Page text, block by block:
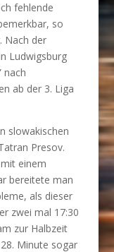
fehlende
so
Nach der
Ludwigsburg
nach
ab der 3. Liga
slowakischen
Presov.
einem
bereitete man
als dieser
zwei mal 17:30
zur Halbzeit
Minute sogar